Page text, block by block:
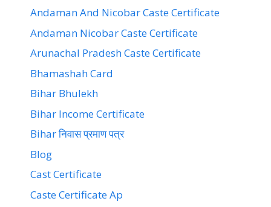
Andaman And Nicobar Caste Certificate
Andaman Nicobar Caste Certificate
Arunachal Pradesh Caste Certificate
Bhamashah Card
Bihar Bhulekh
Bihar Income Certificate
Bihar निवास प्रमाण पत्र
Blog
Cast Certificate
Caste Certificate Ap